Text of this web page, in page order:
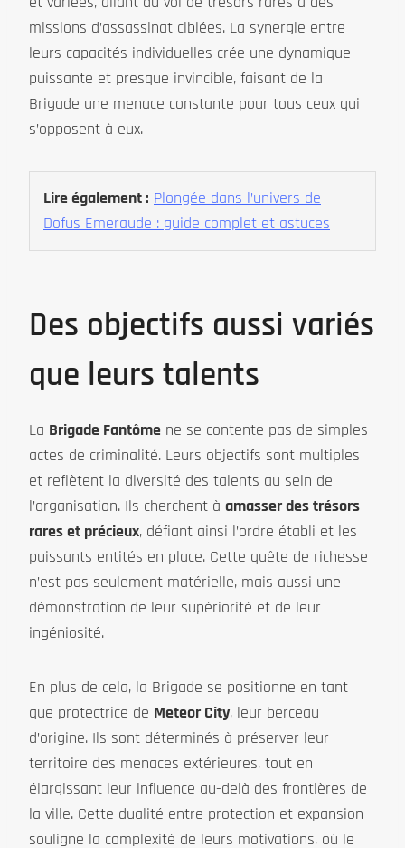
missions d’assassinat ciblées. La synergie entre
leurs capacités individuelles crée une dynamique
puissante et presque invincible, faisant de la
Brigade une menace constante pour tous ceux qui
s’opposent à eux.
Lire également : Plongée dans l’univers de
Dofus Emeraude : guide complet et astuces
Des objectifs aussi variés
que leurs talents
La Brigade Fantôme ne se contente pas de simples
actes de criminalité. Leurs objectifs sont multiples
et reflètent la diversité des talents au sein de
l’organisation. Ils cherchent à amasser des trésors
rares et précieux, défiant ainsi l’ordre établi et les
puissants entités en place. Cette quête de richesse
n’est pas seulement matérielle, mais aussi une
démonstration de leur supériorité et de leur
ingéniosité.
En plus de cela, la Brigade se positionne en tant
que protectrice de Meteor City, leur berceau
d’origine. Ils sont déterminés à préserver leur
territoire des menaces extérieures, tout en
élargissant leur influence au-delà des frontières de
la ville. Cette dualité entre protection et expansion
souligne la complexité de leurs motivations, où le